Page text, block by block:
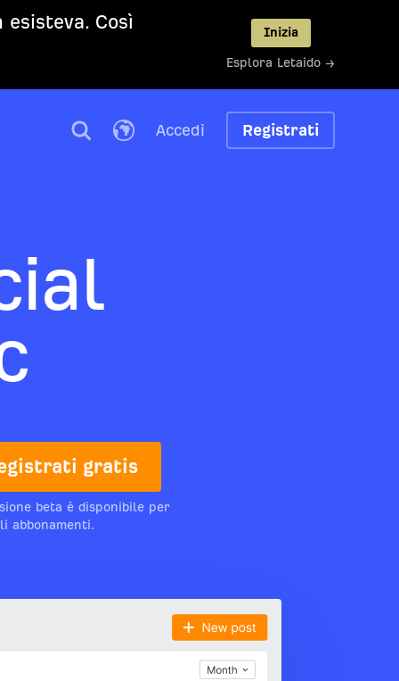
Così Inizia
Esplora Letaido →
Accedi Registrati
gratis
beta è disponibile per
abbonamenti.